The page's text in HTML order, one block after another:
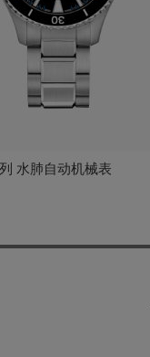
水肺自动机械表